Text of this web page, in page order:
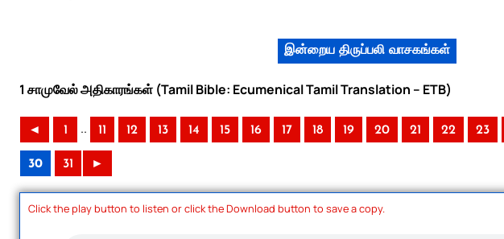
இன்றைய திருப்பலி வாசகங்கள்
1 சாமுவேல் அதிகாரங்கள் (Tamil Bible: Ecumenical Tamil Translation – ETB)
◄ 1 .. 11 12 13 14 15 16 17 18 19 20 21 22 23
30 31 ►
Click the play button to listen or click the Download button to save a copy.